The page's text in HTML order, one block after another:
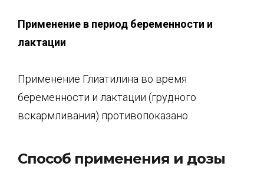
Применение в период беременности и
лактации
Применение Глиатилина во время
беременности и лактации (грудного
вскармливания) противопоказано.
Способ применения и дозы